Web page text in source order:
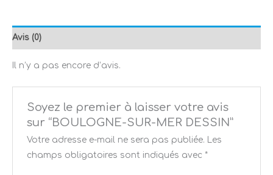
Avis (0)
Il n’y a pas encore d’avis.
Soyez le premier à laisser votre avis
sur “BOULOGNE-SUR-MER DESSIN”
Votre adresse e-mail ne sera pas publiée. Les
champs obligatoires sont indiqués avec *